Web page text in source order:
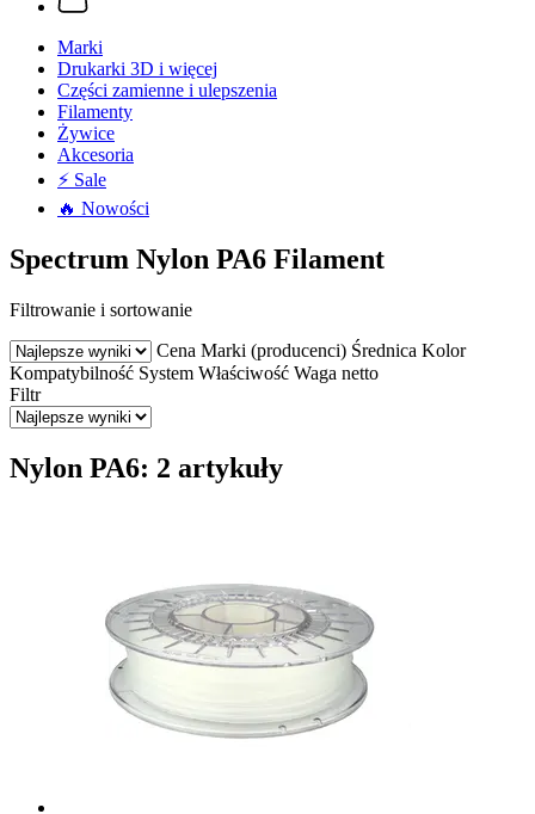
Marki
Drukarki 3D i więcej
Części zamienne i ulepszenia
Filamenty
Żywice
Akcesoria
⚡ Sale
🔥 Nowości
Spectrum Nylon PA6 Filament
Filtrowanie i sortowanie
Cena Marki (producenci) Średnica Kolor
Kompatybilność System Właściwość Waga netto
Filtr
Nylon PA6: 2 artykuły